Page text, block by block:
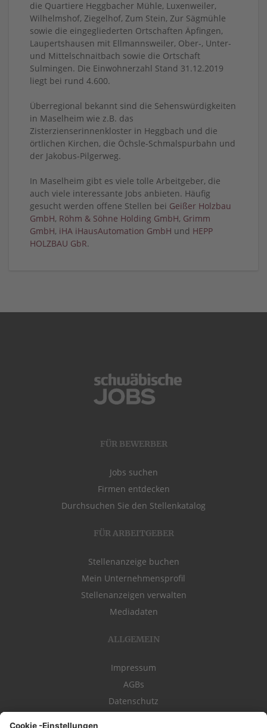
die Quartiere Heggbacher Mühle, Luxenweiler,
Wilhelmshof, Ziegelhof, Zum Stein, Zur Sägmühle
sowie die eingegliederten Ortschaften Äpfingen,
Laupertshausen mit Ellmannsweiler, Ober-, Unter-
und Mittelschnaitbach sowie die Ortschaft
Sulmingen. Die Einwohnerzahl Stand 31.12.2019
liegt bei rund 4.600.
Überregional bekannt sind die Sehenswürdigkeiten
in Maselheim wie z.B. das
Zisterzienserinnenkloster in Heggbach und die
örtlichen Kirchen, die Öchsle-Schmalspurbahn und
der Jakobus-Pilgerweg.
In Maselheim gibt es viele tolle Arbeitgeber, die
auch viele interessante Jobs anbieten. Häufig
gesucht werden offene Stellen bei Geißer Holzbau
GmbH, Röhm & Söhne Holding GmbH, Grimm
GmbH, iHA iHausAutomation GmbH und HEPP
HOLZBAU GbR.
FÜR BEWERBER
Jobs suchen
Firmen entdecken
Durchsuchen Sie den Stellenkatalog
FÜR ARBEITGEBER
Stellenanzeige buchen
Mein Unternehmensprofil
Stellenanzeigen verwalten
Mediadaten
ALLGEMEIN
Impressum
AGBs
Datenschutz